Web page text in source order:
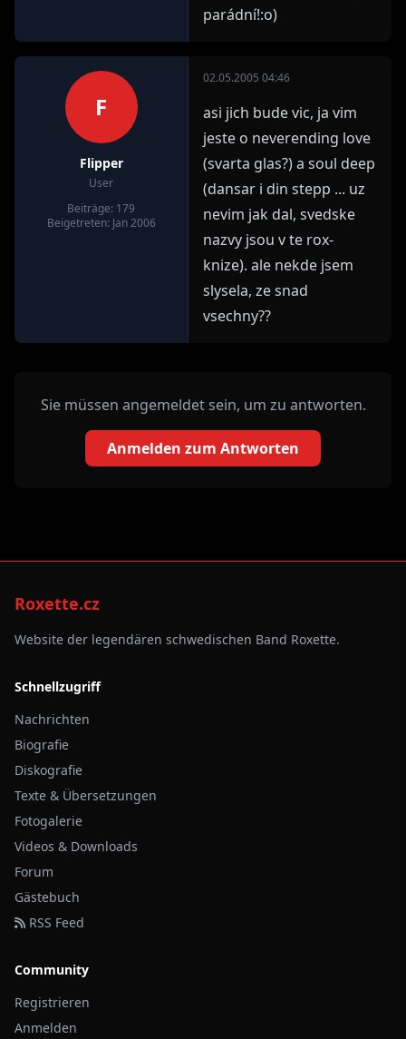
parádní!:o)
F
Flipper
User
Beiträge: 179
Beigetreten: Jan 2006
02.05.2005 04:46
asi jich bude vic, ja vim
jeste o neverending love
(svarta glas?) a soul deep
(dansar i din stepp ... uz
nevim jak dal, svedske
nazvy jsou v te rox-
knize). ale nekde jsem
slysela, ze snad
vsechny??
Sie müssen angemeldet sein, um zu antworten.
Anmelden zum Antworten
Roxette.cz
Website der legendären schwedischen Band Roxette.
Schnellzugriff
Nachrichten
Biografie
Diskografie
Texte & Übersetzungen
Fotogalerie
Videos & Downloads
Forum
Gästebuch
RSS Feed
Community
Registrieren
Anmelden